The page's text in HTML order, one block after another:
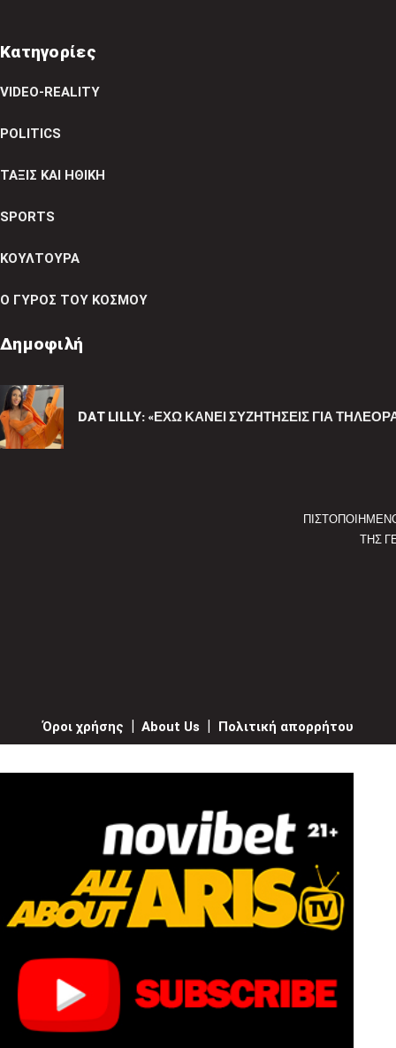
Κατηγορίες
VIDEO-REALITY
POLITICS
ΤΑΞΙΣ ΚΑΙ ΗΘΙΚΗ
SPORTS
ΚΟΥΛΤΟΥΡΑ
Ο ΓΥΡΟΣ ΤΟΥ ΚΟΣΜΟΥ
Δημοφιλή
DAT LILLY: «ΈΧΩ ΚΆΝΕΙ ΣΥΖΗΤΉΣΕΙΣ ΓΙΑ
ΤΗΣ
Όροι χρήσης About Us Πολιτική απορρήτου